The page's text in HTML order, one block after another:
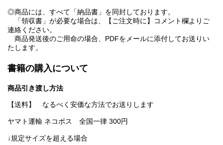
◎商品には、すべて「納品書」を同封しております。
「領収書」が必要な場合は、【ご注文時に】コメント欄よりご
連絡ください。
商品発送後のご用命の場合、PDFをメールに添付してお送りい
たします。
書籍の購入について
商品引き渡し方法
【送料】 なるべく安価な方法でお送りします
ヤマト運輸 ネコポス 全国一律 300円
↓規定サイズを超える場合